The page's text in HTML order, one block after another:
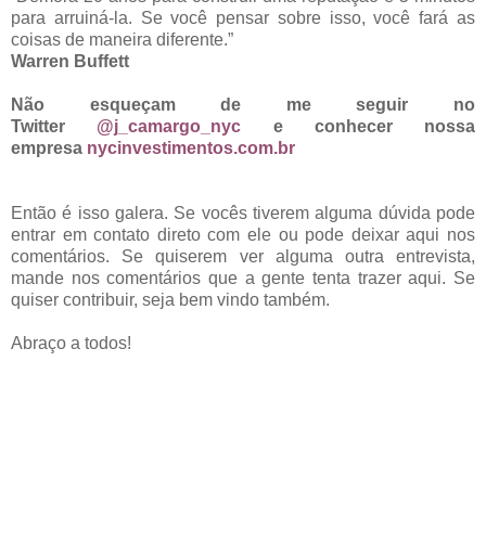
para arruiná-la. Se você pensar sobre isso, você fará as
coisas de maneira diferente.”
Warren Buffett
Não esqueçam de me seguir no
Twitter @j_camargo_nyc e conhecer nossa
empresa nycinvestimentos.com.br
Então é isso galera. Se vocês tiverem alguma dúvida pode
entrar em contato direto com ele ou pode deixar aqui nos
comentários. Se quiserem ver alguma outra entrevista,
mande nos comentários que a gente tenta trazer aqui. Se
quiser contribuir, seja bem vindo também.
Abraço a todos!